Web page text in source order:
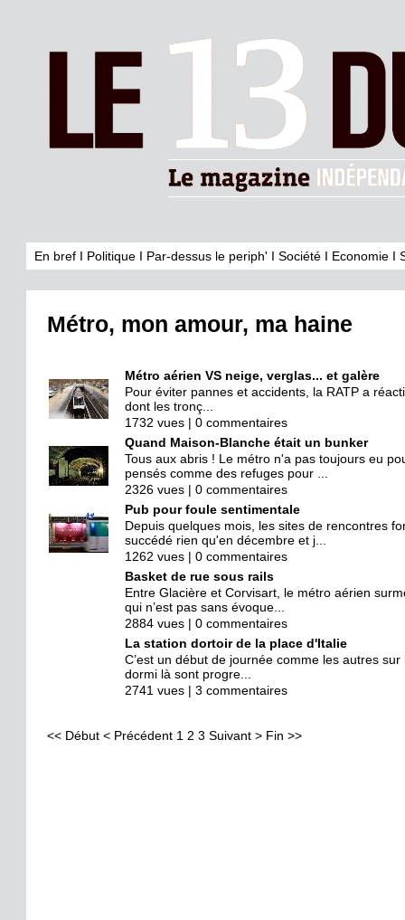
En bref I Politique I Par-dessus le periph' I Société I Economie I
Métro, mon amour, ma haine
Métro aérien VS neige, verglas... et galère
Pour éviter pannes et accidents, la RATP a
dont les tronç...
1732 vues | 0 commentaires
Quand Maison-Blanche était un bunker
Tous aux abris ! Le métro n'a pas toujours eu
pensés comme des refuges pour ...
2326 vues | 0 commentaires
Pub pour foule sentimentale
Depuis quelques mois, les sites de rencontres
succédé rien qu'en décembre et j...
1262 vues | 0 commentaires
Basket de rue sous rails
Entre Glacière et Corvisart, le métro aérien
qui n’est pas sans évoque...
2884 vues | 0 commentaires
La station dortoir de la place d'Italie
C’est un début de journée comme les autres
dormi là sont progre...
2741 vues | 3 commentaires
<< Début < Précédent 1 2 3 Suivant > Fin >>